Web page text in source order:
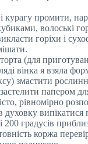
курагу промити,
волоські
горіхи і
(для
вінка я взяла
змастити
папером
рівномірно
духовку випікатися
200 градусів
коржа